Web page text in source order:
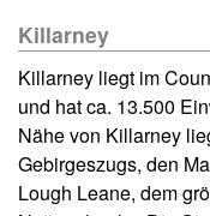
Killarney
Killarney liegt im
und hat ca. 13.500
Nähe von Killarney
Gebirgeszugs, den
Lough Leane, dem